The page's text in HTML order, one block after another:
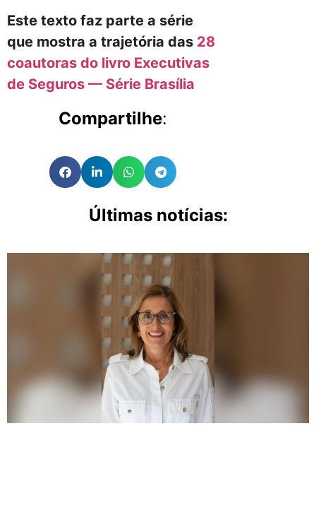
Este texto faz parte a série
que mostra a trajetória das 28
coautoras do livro Executivas
de Seguros — Série Brasília
Compartilhe:
Últimas notícias: